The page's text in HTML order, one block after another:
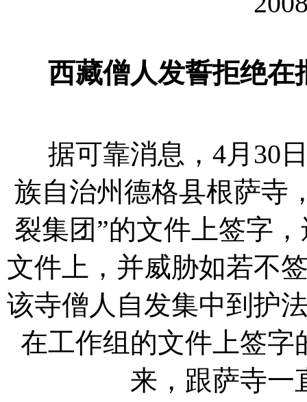
西藏僧人发誓拒绝在
据可靠消息，4月30
族自治州德格县根萨寺
裂集团”的文件上签字
文件上，并威胁如若不
该寺僧人自发集中到护
在工作组的文件上签字
来，跟萨寺一